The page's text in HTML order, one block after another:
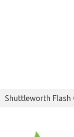
Shuttleworth